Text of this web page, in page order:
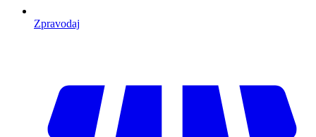
Zpravodaj